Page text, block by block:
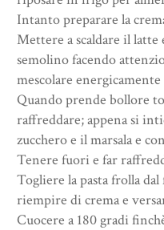
Intanto preparare la
Mettere a scaldare il latte
semolino facendo
mescolare
Quando prende bollore
raffreddare; appena si
zucchero e il marsala e
Tenere fuori e far
Togliere la pasta frolla
riempire di crema e
Cuocere a 180 gradi